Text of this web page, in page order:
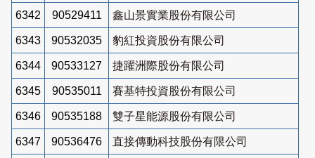
6342 90529411 鑫山景實業股份有限公司
6343 90532035 豹紅投資股份有限公司
6344 90533127 捷躍洲際股份有限公司
6345 90535011 賽基特投資股份有限公司
6346 90535188 雙子星能源股份有限公司
6347 90536476 直接傳動科技股份有限公司